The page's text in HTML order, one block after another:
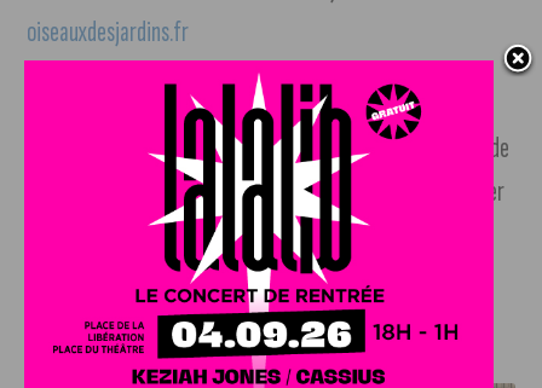
oiseauxdesjardins.fr
Si malgré tout vous rencontrez un problème pour
l’identification d’un oiseau, envoyez une photo à l’adresse de
l’Observatoire (oiseauxdesjardins@lpo.fr). La LPO vous aider
à l’identifier afin de pouvoir l’ajouter à la liste des espèces
observées ce week-end !
J'AIME LE DFCO